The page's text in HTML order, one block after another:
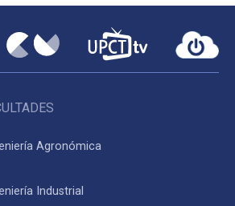
Agronómica
Industrial